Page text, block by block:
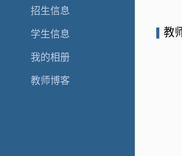
招生信息
学生信息
我的相册
教师博客
教